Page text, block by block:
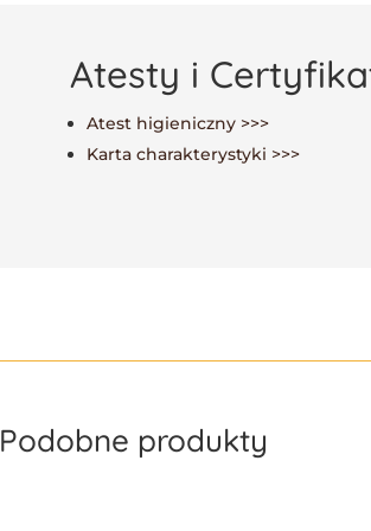
Atesty i
Atest higieniczny >>>
Karta charakterystyki >>>
Podobne produkty